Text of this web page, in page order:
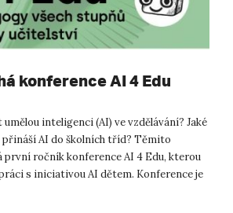
konference AI 4 Edu
inteligenci (AI) ve vzdělávání? Jaké
AI do školních tříd? Těmito
první ročník konference AI 4 Edu, kterou
s iniciativou AI dětem. Konference je